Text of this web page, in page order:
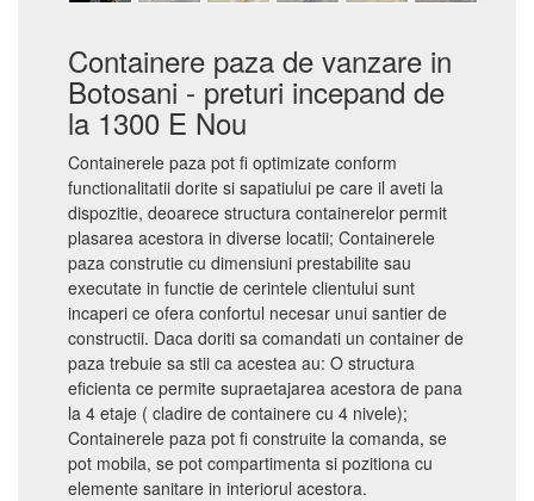
Containere paza de vanzare in
Botosani - preturi incepand de
la 1300 E Nou
Containerele paza pot fi optimizate conform
functionalitatii dorite si sapatiului pe care il aveti la
dispozitie, deoarece structura containerelor permit
plasarea acestora in diverse locatii; Containerele
paza construtie cu dimensiuni prestabilite sau
executate in functie de cerintele clientului sunt
incaperi ce ofera confortul necesar unui santier de
constructii. Daca doriti sa comandati un container de
paza trebuie sa stii ca acestea au: O structura
eficienta ce permite supraetajarea acestora de pana
la 4 etaje ( cladire de containere cu 4 nivele);
Containerele paza pot fi construite la comanda, se
pot mobila, se pot compartimenta si pozitiona cu
elemente sanitare in interiorul acestora.